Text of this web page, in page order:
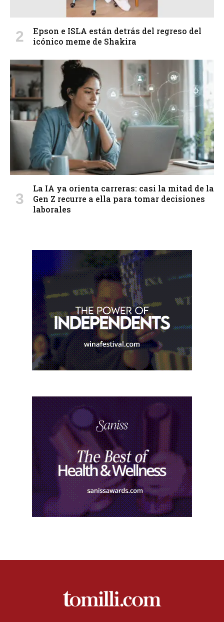
Epson e ISLA están detrás del regreso del
icónico meme de Shakira
La IA ya orienta carreras: casi la mitad de la
Gen Z recurre a ella para tomar decisiones
laborales